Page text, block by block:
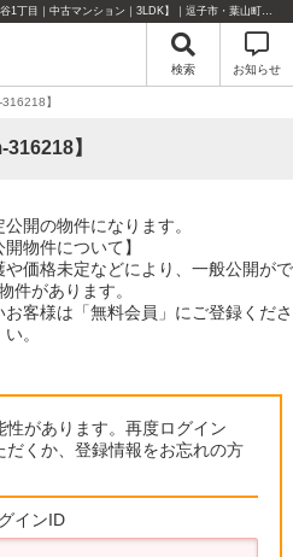
こちらは会員物件です【im-316218｜横須賀市秋谷1丁目｜中古マンション｜3LDK】｜逗子市・葉山町・湘南エリアの不動産のことならセンチュリー21リビングライフにお任せください！
検索 お知らせ
】
】
開の物件になります。
開物件について】
価格未定などにより、一般公開がで
件があります。
客様は「無料会員」にご登録くださ
い。
があります。再度ログイン
くか、登録情報をお忘れの方
インID